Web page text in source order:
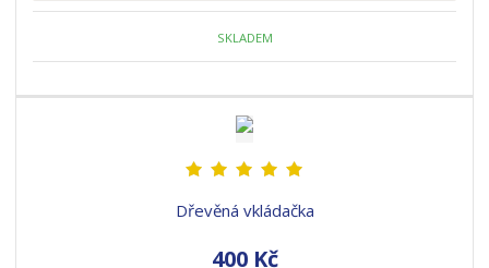
SKLADEM
Dřevěná vkládačka
400 Kč